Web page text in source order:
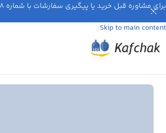
Skip to navigation
Skip to main content
برای مشاوره قبل خرید یا پیگیری سفارشات با شماره ۰۹۱۲۱۹۸۹۹۲۸ تماس بگیرید.